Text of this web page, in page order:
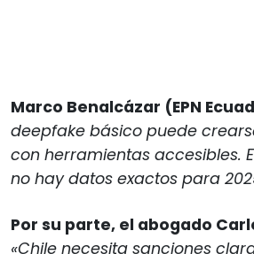
Marco Benalcázar (EPN
deepfake básico puede
con herramientas accesibles.
no hay datos exactos para
Por su parte, el abogado
«Chile necesita sanciones